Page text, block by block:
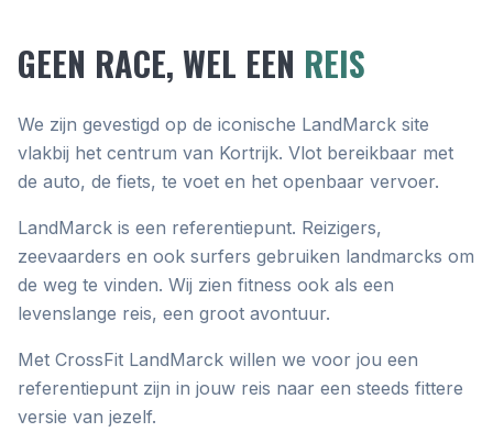
GEEN RACE, WEL EEN REIS
We zijn gevestigd op de iconische LandMarck site
vlakbij het centrum van Kortrijk. Vlot bereikbaar met
de auto, de fiets, te voet en het openbaar vervoer.
LandMarck is een referentiepunt. Reizigers,
zeevaarders en ook surfers gebruiken landmarcks om
de weg te vinden. Wij zien fitness ook als een
levenslange reis, een groot avontuur.
Met CrossFit LandMarck willen we voor jou een
referentiepunt zijn in jouw reis naar een steeds fittere
versie van jezelf.